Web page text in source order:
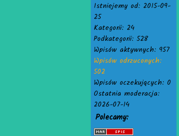
Istniejemy od: 2015-09-
25
Kategorii: 24
Podkategorii: 528
Wpisów aktywnych: 957
Wpisów odrzuconych:
502
Wpisów oczekujących: 0
Ostatnia moderacja:
2026-07-14
Polecamy: